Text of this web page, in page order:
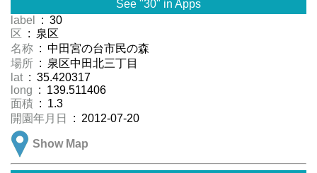
See "30" in Apps
label
: 30
区 : 泉区
名称 : 中田宮の台市民の森
場所 : 泉区中田北三丁目
lat : 35.420317
long : 139.511406
面積 : 1.3
開園年月日
: 2012-07-20
Show Map